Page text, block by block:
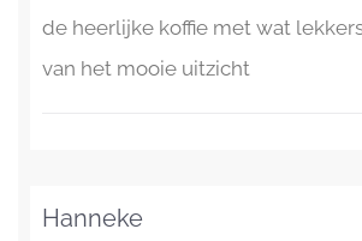
de heerlijke koffie met wat
van het mooie uitzicht
Hanneke